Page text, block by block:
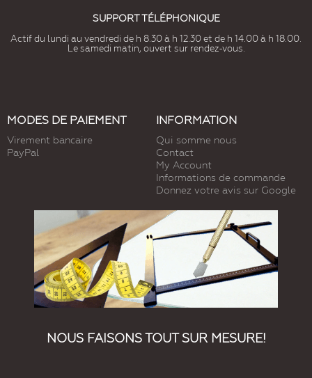
SUPPORT TÉLÉPHONIQUE
Actif du lundi au vendredi de h 8.30 à h 12.30 et de h 14.00 à h 18.00.
Le samedi matin, ouvert sur rendez-vous.
MODES DE PAIEMENT
Virement bancaire
PayPal
INFORMATION
Qui somme nous
Contact
My Account
Informations de commande
Donnez votre avis sur Google
NOUS FAISONS TOUT SUR MESURE!